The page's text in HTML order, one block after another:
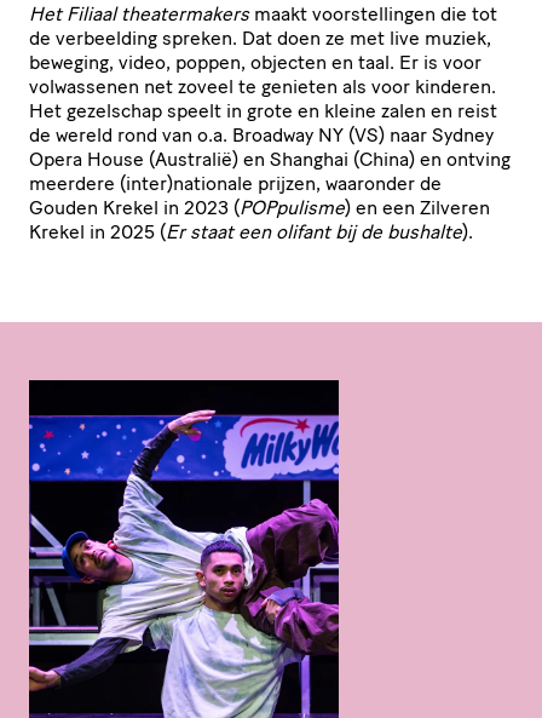
Het Filiaal thea­ter­ma­kers maakt voor­stel­lingen die tot
de verbeelding spreken. Dat doen ze met live muziek,
beweging, video, poppen, objecten en taal. Er is voor
volwassenen net zoveel te genieten als voor kinderen.
Het gezelschap speelt in grote en kleine zalen en reist
de wereld rond van o.a. Broadway NY (VS) naar Sydney
Opera House (Australië) en Shanghai (China) en ontving
meerdere (inter)nationale prijzen, waaronder de
Gouden Krekel in 2023 (POPpulisme) en een Zilveren
Krekel in 2025 (Er staat een olifant bij de bushalte).